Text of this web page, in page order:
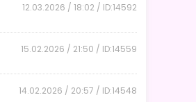
12.03.2026 / 18:02 / ID:14592
15.02.2026 / 21:50 / ID:14559
14.02.2026 / 20:57 / ID:14548